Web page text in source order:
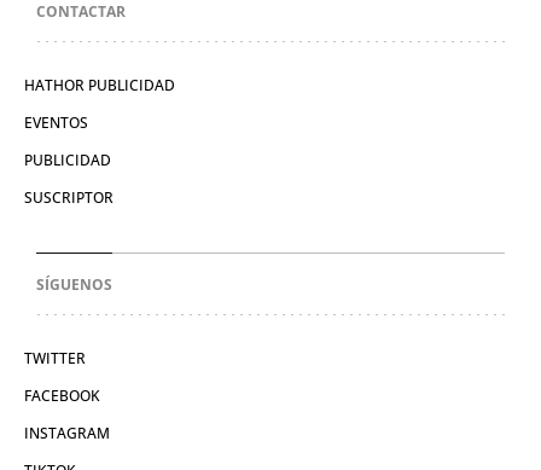
CONTACTAR
HATHOR PUBLICIDAD
EVENTOS
PUBLICIDAD
SUSCRIPTOR
SÍGUENOS
TWITTER
FACEBOOK
INSTAGRAM